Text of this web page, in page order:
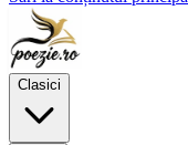
Clasici